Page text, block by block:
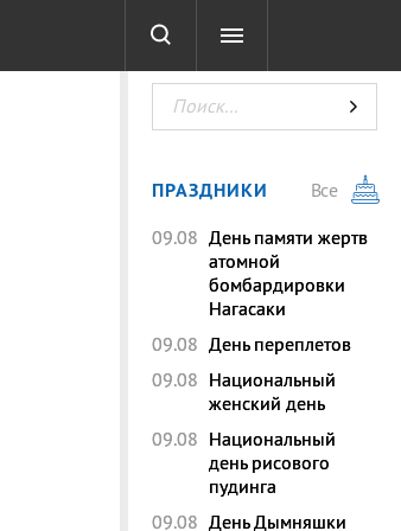
ТЕСТЫ
ПРАЗДНИКИ
Все
09.08 День памяти жертв
атомной
бомбардировки
Нагасаки
09.08 День переплетов
09.08 Национальный
женский день
09.08 Национальный
день рисового
пудинга
09.08 День Дымняшки